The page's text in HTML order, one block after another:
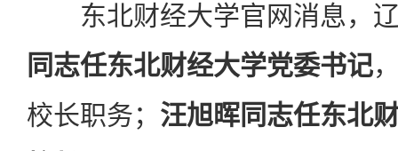
东北财经大学官网消息，辽
同志任东北财经大学党委书记
校长职务； 汪旭晖同志任东北